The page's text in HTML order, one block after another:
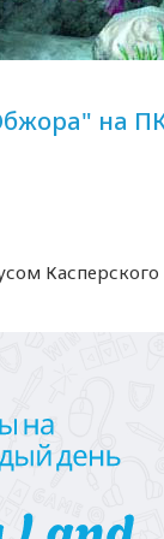
на
Касперского